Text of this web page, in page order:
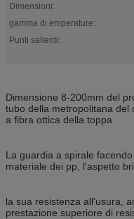
Dimensioni:
gamma di emperature:
Punti salienti:
Dimensione 8-200mm del
tubo della metropolitana del
a fibra ottica della toppa
La guardia a spirale
materiale dei pp, l'aspetto
la sua resistenza all'usura,
prestazione superiore di